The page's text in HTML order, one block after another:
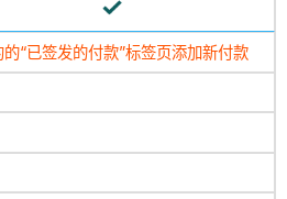
的“已签发的付款”标签页添加新付款